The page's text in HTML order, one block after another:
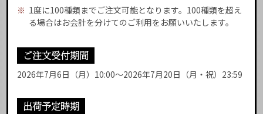
※ 1度に100種類までご注文可能となります。100種類を超え
る場合はお会計を分けてのご利用をお願いいたします。
ご注文受付期間
2026年7月6日（月）10:00～2026年7月20日（月・祝）23:59
出荷予定時期